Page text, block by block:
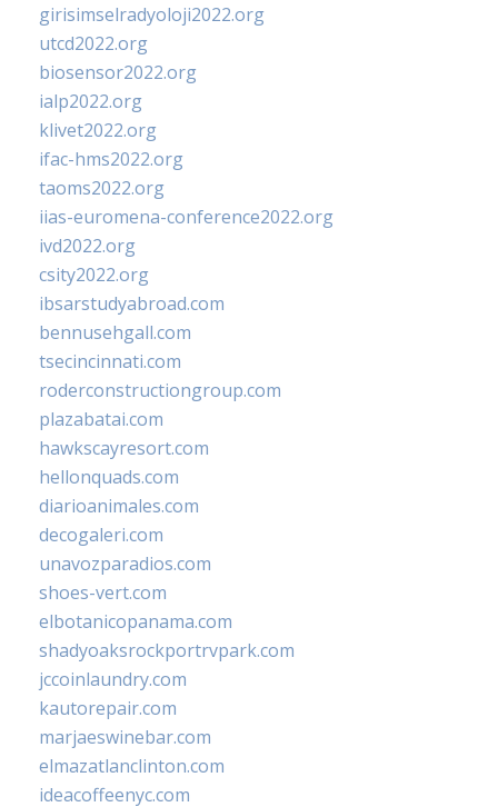
girisimselradyoloji2022.org
utcd2022.org
biosensor2022.org
ialp2022.org
klivet2022.org
ifac-hms2022.org
taoms2022.org
iias-euromena-conference2022.org
ivd2022.org
csity2022.org
ibsarstudyabroad.com
bennusehgall.com
tsecincinnati.com
roderconstructiongroup.com
plazabatai.com
hawkscayresort.com
hellonquads.com
diarioanimales.com
decogaleri.com
unavozparadios.com
shoes-vert.com
elbotanicopanama.com
shadyoaksrockportrvpark.com
jccoinlaundry.com
kautorepair.com
marjaeswinebar.com
elmazatlanclinton.com
ideacoffeenyc.com